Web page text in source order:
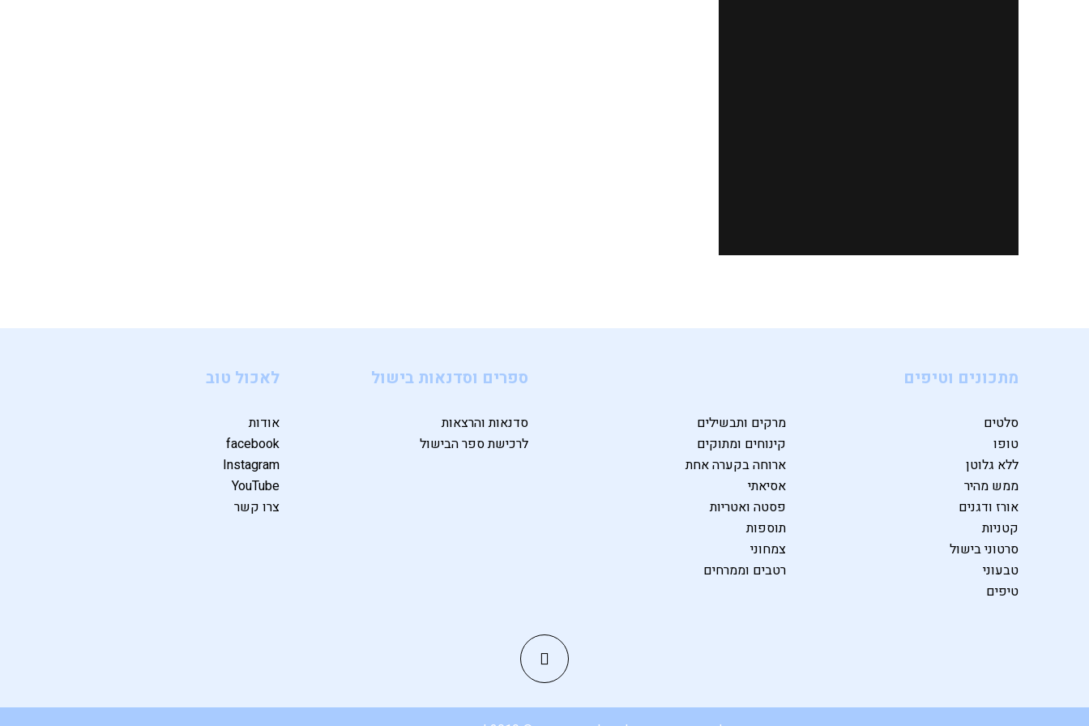
מתכונים וטיפים
סלטים
מרקים ותבשילים
טופו
קינוחים ומתוקים
ללא גלוטן
ארוחה בקערה אחת
ממש מהיר
אסיאתי
אורז ודגנים
פסטה ואטריות
קטניות
תוספות
סרטוני בישול
צמחוני
טבעוני
רטבים וממרחים
טיפים
ספרים וסדנאות בישול
סדנאות והרצאות
לרכישת ספר הבישול
לאכול טוב
אודות
facebook
Instagram
YouTube
צרו קשר